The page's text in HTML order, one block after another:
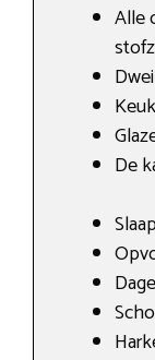
Alle
De